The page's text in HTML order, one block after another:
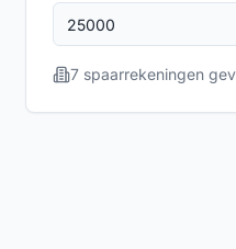
7 spaarrekeningen